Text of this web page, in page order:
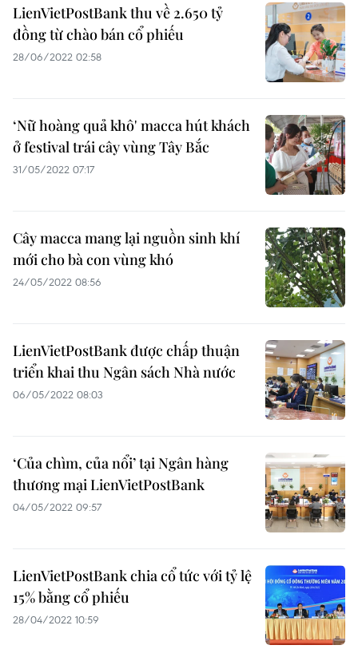
LienVietPostBank thu về 2.650 tỷ
đồng từ chào bán cổ phiếu
28/06/2022 02:58
‘Nữ hoàng quả khô' macca hút khách
ở festival trái cây vùng Tây Bắc
31/05/2022 07:17
Cây macca mang lại nguồn sinh khí
mới cho bà con vùng khó
24/05/2022 08:56
LienVietPostBank được chấp thuận
triển khai thu Ngân sách Nhà nước
06/05/2022 08:03
‘Của chìm, của nổi’ tại Ngân hàng
thương mại LienVietPostBank
04/05/2022 09:57
LienVietPostBank chia cổ tức với tỷ lệ
15% bằng cổ phiếu
28/04/2022 10:59